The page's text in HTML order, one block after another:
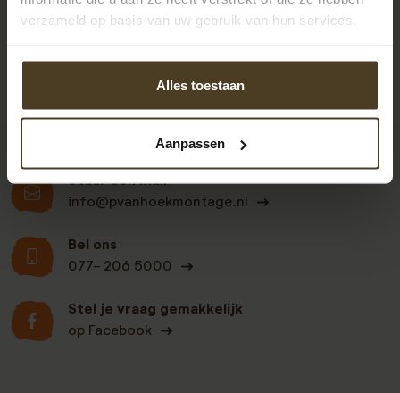
verzameld op basis van uw gebruik van hun services.
Alles toestaan
Aanpassen
Stuur een mail
info@pvanhoekmontage.nl
Bel ons
077- 206 5000
Stel je vraag gemakkelijk
op Facebook
Klanten beoordelen
ons een: 9 uit de 930